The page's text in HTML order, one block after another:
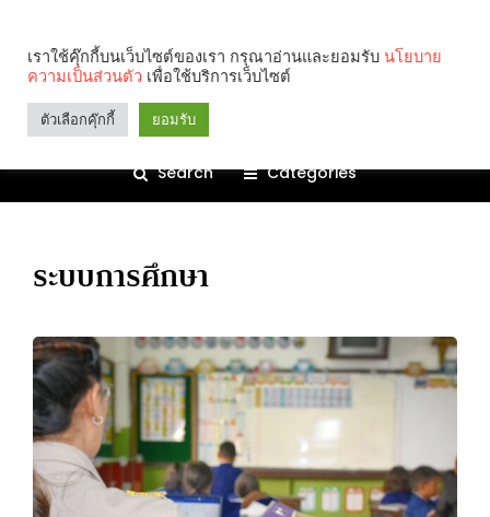
Search Categories
ระบบการศึกษา
เราใช้คุ๊กกี้บนเว็บไซต์ของเรา กรุณาอ่านและยอมรับ นโยบาย
ความเป็นส่วนตัว เพื่อใช้บริการเว็บไซต์
ตัวเลือกคุ๊กกี้ ยอมรับ